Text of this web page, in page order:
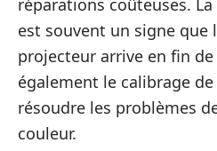
est souvent un signe que
projecteur arrive en fin de
également le calibrage de
résoudre les problèmes
couleur.